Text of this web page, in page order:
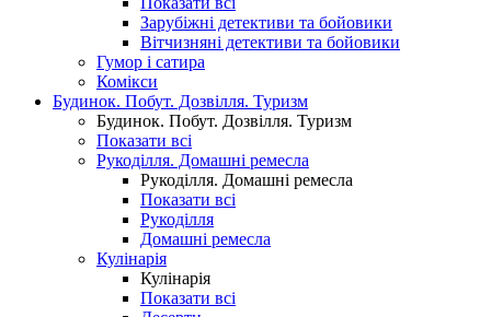
Зарубіжні детективи та бойовики
Вітчизняні детективи та бойовики
Гумор і сатира
Комікси
Будинок. Побут. Дозвілля. Туризм
Будинок. Побут. Дозвілля. Туризм
Показати всі
Рукоділля. Домашні ремесла
Рукоділля. Домашні ремесла
Показати всі
Рукоділля
Домашні ремесла
Кулінарія
Кулінарія
Показати всі